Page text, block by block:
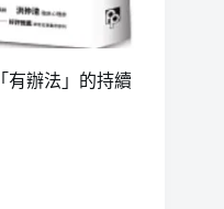
有辦法」的持續